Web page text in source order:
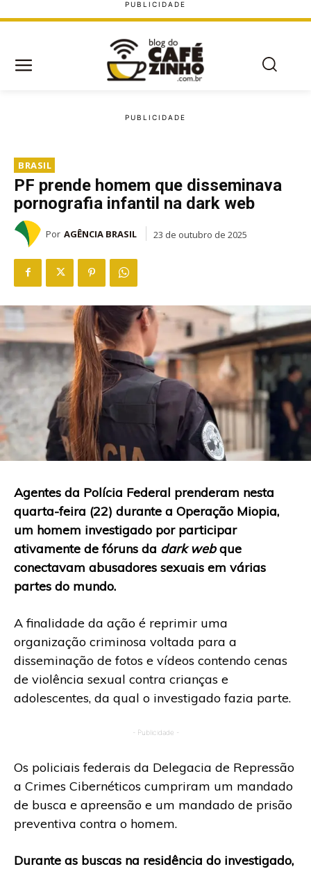
BRASIL
PF prende homem que disseminava
pornografia infantil na dark web
Por AGÊNCIA BRASIL 23 de outubro de 2025
Agentes da Polícia Federal prenderam nesta
quarta-feira (22) durante a Operação Miopia,
um homem investigado por participar
ativamente de fóruns da dark webque
conectavam abusadores sexuais em várias
partes do mundo.
A finalidade da ação é reprimir uma
organização criminosa voltada para a
disseminação de fotos e vídeos contendo cenas
de violência sexual contra crianças e
adolescentes, da qual o investigado fazia parte.
- Publicidade -
Os policiais federais da Delegacia de Repressão
a Crimes Cibernéticos cumpriram um mandado
de busca e apreensão e um mandado de prisão
preventiva contra o homem.
Durante as buscas na residência do investigado,